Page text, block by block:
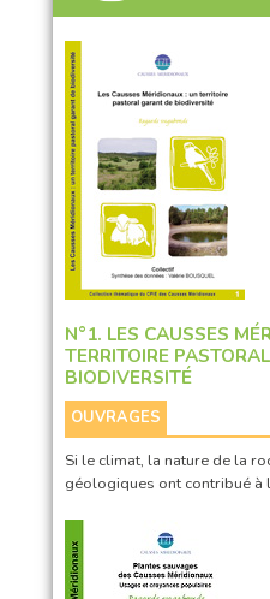
N°1. LES CAUSSES
TERRITOIRE
BIODIVERSITÉ
OUVRAGES
Si le climat, la nature de la
géologiques ont contribué à